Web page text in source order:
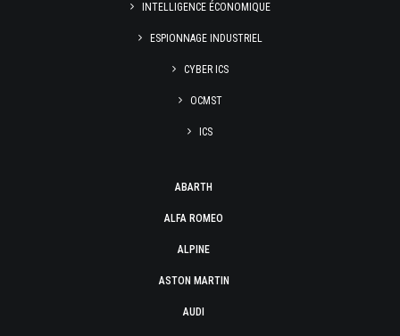
INTELLIGENCE ÉCONOMIQUE
ESPIONNAGE INDUSTRIEL
CYBER ICS
OCMST
ICS
ABARTH
ALFA ROMEO
ALPINE
ASTON MARTIN
AUDI